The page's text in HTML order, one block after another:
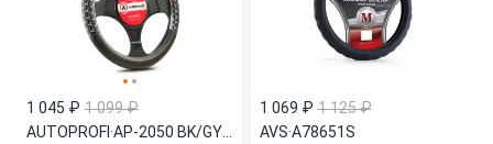
1 045 ₽ 1 099 ₽
AUTOPROFI·
1 069 ₽ 1 125 ₽
AVS·A78651S